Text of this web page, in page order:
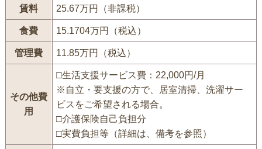
賃料 25.67万円（非課税）
食費 15.1704万円（税込）
管理費 11.85万円（税込）
その他費
用
□生活支援サービス費：22,000円/月
※自立・要支援の方で、居室清掃、洗濯サー
ビスをご希望される場合。
□介護保険自己負担分
□実費負担等（詳細は、備考を参照）